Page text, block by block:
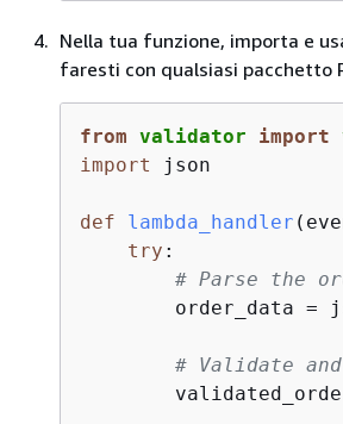
Nella tua funzione, importa e
faresti con qualsiasi pacchetto
from validator import
import
json
def lambda_handler (
try :
# Parse the
order_data =
# Validate